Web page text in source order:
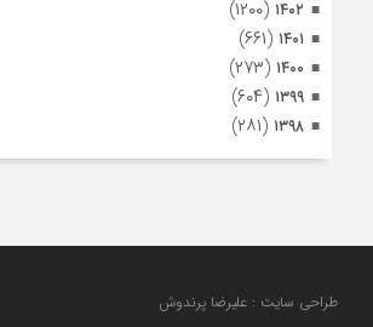
۱۴۰۲ (۱۲۰۰)
۱۴۰۱ (۶۶۱)
۱۴۰۰ (۲۷۳)
۱۳۹۹ (۶۰۴)
۱۳۹۸ (۲۸۱)
طراحی سایت : علیرضا پرندوش